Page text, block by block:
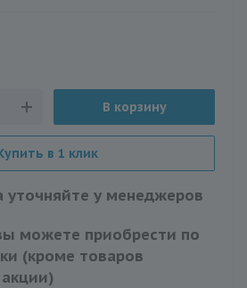
В корзину
в 1 клик
уточняйте у менеджеров
можете приобрести по
(кроме товаров